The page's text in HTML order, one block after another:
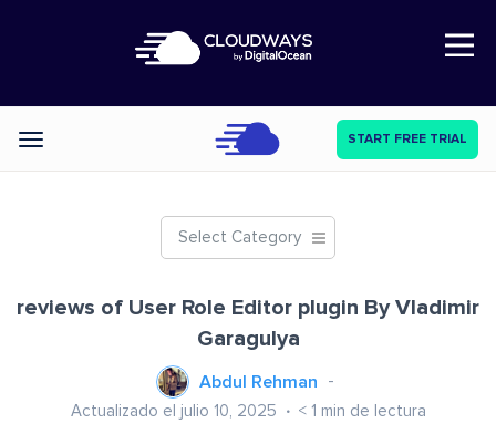
Open Nav
Categories START FREE TRIAL
Select Category
reviews of User Role Editor plugin By Vladimir
Garagulya
Abdul Rehman
Actualizado el julio 10, 2025 < 1 min de lectura